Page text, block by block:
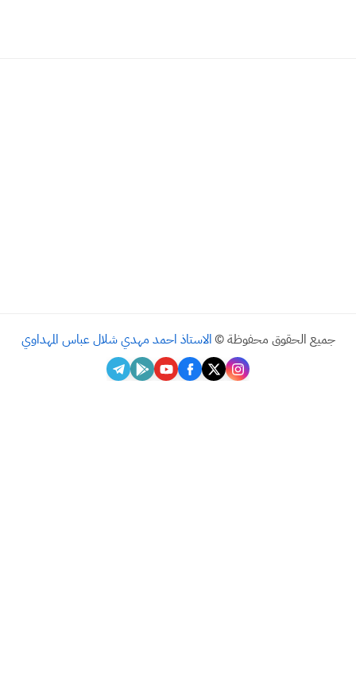
محفوظة © الاستاذ احمد مهدي شلال عباس المهداوي